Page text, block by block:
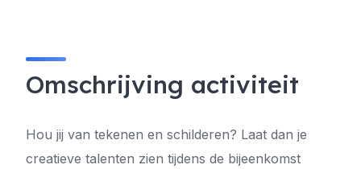
Omschrijving activiteit
Hou jij van tekenen en schilderen? Laat dan je
creatieve talenten zien tijdens de bijeenkomst